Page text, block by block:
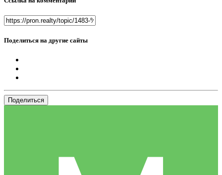
Поделиться на другие сайты
Поделиться